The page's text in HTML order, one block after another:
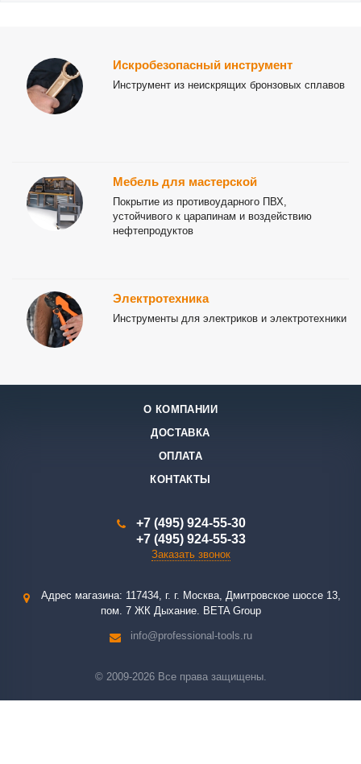
Искробезопасный инструмент
Инструмент из неискрящих бронзовых сплавов
Мебель для мастерской
Покрытие из противоударного ПВХ,
устойчивого к царапинам и воздействию
нефтепродуктов
Электротехника
Инструменты для электриков и электротехники
О КОМПАНИИ
ДОСТАВКА
ОПЛАТА
КОНТАКТЫ
+7 (495) 924-55-30
+7 (495) 924-55-33
Заказать звонок
Адрес магазина: 117434, г. г. Москва, Дмитровское шоссе 13,
пом. 7 ЖК Дыхание. BETA Group
info@professional-tools.ru
© 2009-2026 Все права защищены.